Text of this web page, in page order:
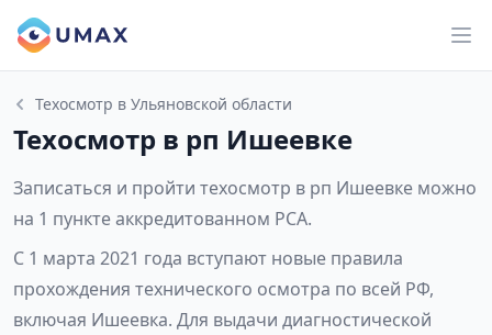
Техосмотр в Ульяновской области
Техосмотр в рп Ишеевке
Записаться и пройти техосмотр в рп Ишеевке можно
на 1 пункте аккредитованном РСА.
С 1 марта 2021 года вступают новые правила
прохождения технического осмотра по всей РФ,
включая Ишеевка. Для выдачи диагностической